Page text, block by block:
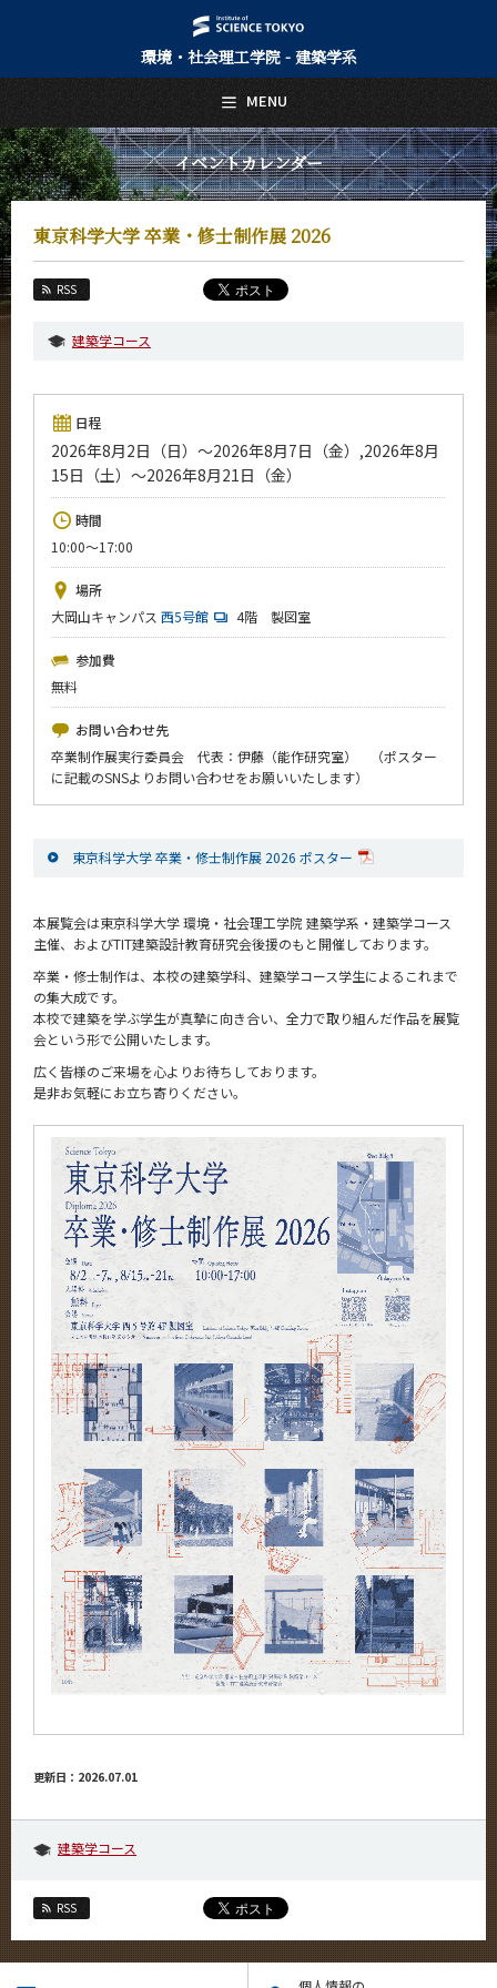
環境・社会理工学院 - 建築学系
イベントカレンダー
東京科学大学 卒業・修士制作展 2026
RSS
建築学コース
日程
2026年8月2日（日）～2026年8月7日（金）,2026年8月
15日（土）～2026年8月21日（金）
時間
10:00～17:00
場所
大岡山キャンパス 西5号館 4階 製図室
参加費
無料
お問い合わせ先
卒業制作展実行委員会 代表：伊藤（能作研究室） （ポスター
に記載のSNSよりお問い合わせをお願いいたします）
東京科学大学 卒業・修士制作展 2026 ポスター
本展覧会は東京科学大学 環境・社会理工学院 建築学系・建築学コース
主催、およびTIT建築設計教育研究会後援のもと開催しております。
卒業・修士制作は、本校の建築学科、建築学コース学生によるこれまで
の集大成です。
本校で建築を学ぶ学生が真摯に向き合い、全力で取り組んだ作品を展覧
会という形で公開いたします。
広く皆様のご来場を心よりお待ちしております。
是非お気軽にお立ち寄りください。
更新日：2026.07.01
建築学コース
RSS
MENU
日本語 English
トップページ
Top Page
建築学系について
About Us
教育
Education
入学案内
Admissions
建築学系 News
News
イベントカレンダー
Event Calendar
今後のイベント
今後の課程別イベント
年別アーカイブ
サイト構成
系詳細情報
CLOSE